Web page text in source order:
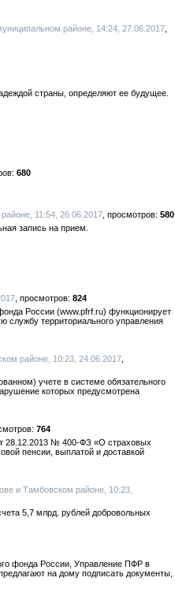
районе, 14:24, 27.06.2017
страны, определяют ее будущее.
680
11:54, 26.06.2017
580
запись на прием.
824
России (www.pfrf.ru) функционирует
службу территориального управления
районе, 10:23, 24.06.2017
учете в системе обязательного
которых предусмотрена
764
28.12.2013 № 400-ФЗ «О страховых
пенсии, выплатой и доставкой
и Тамбовском районе, 10:23,
5,7 млрд. рублей добровольных
фонда России, Управление ПФР в
на дому подписать документы,